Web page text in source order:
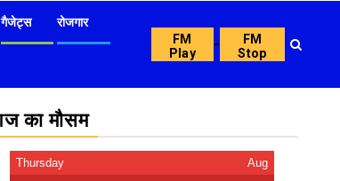
गैजेट्स रोजगार
FM
Play
-
FM
Stop
का मौसम
Thursday Aug